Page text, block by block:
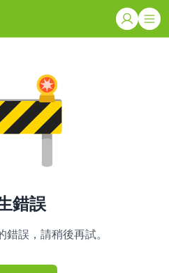
錯誤
誤，請稍後再試。